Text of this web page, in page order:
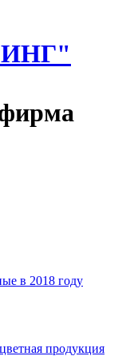
в 2018 году
продукция